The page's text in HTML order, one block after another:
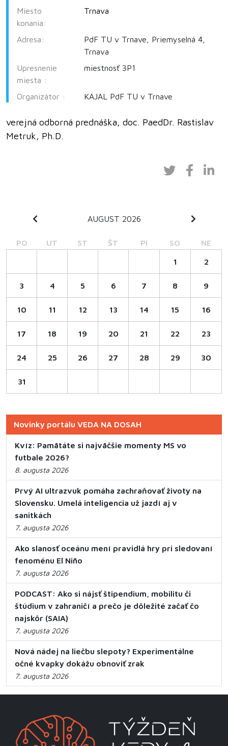
Miesto
konania:
Trnava
Adresa:
PdF TU v Trnave, Priemyselná 4,
Trnava
Upresnenie
miesta :
miestnosť 3P1
Organizátor : KAJAL PdF TU v Trnave
verejná odborná prednáška, doc. PaedDr. Rastislav
Metruk, Ph.D.
AUGUST 2026
PO UT ST ŠT PI SO NE
1 2
3 4 5 6 7 8 9
10 11 12 13 14 15 16
17 18 19 20 21 22 23
24 25 26 27 28 29 30
31
Novinky portálu VEDA NA DOSAH
Kvíz: Pamätáte si najväčšie momenty MS vo
futbale 2026?
8. augusta 2026
Prvý AI ultrazvuk pomáha zachraňovať životy na
Slovensku. Umelá inteligencia už jazdí aj v
sanitkách
7. augusta 2026
Ako slanosť oceánu mení pravidlá hry pri sledovaní
fenoménu El Niño
7. augusta 2026
PODCAST: Ako si nájsť štipendium, mobilitu či
štúdium v zahraničí a prečo je dôležité začať čo
najskôr (SAIA)
7. augusta 2026
Nová nádej na liečbu slepoty? Experimentálne
očné kvapky dokážu obnoviť zrak
7. augusta 2026